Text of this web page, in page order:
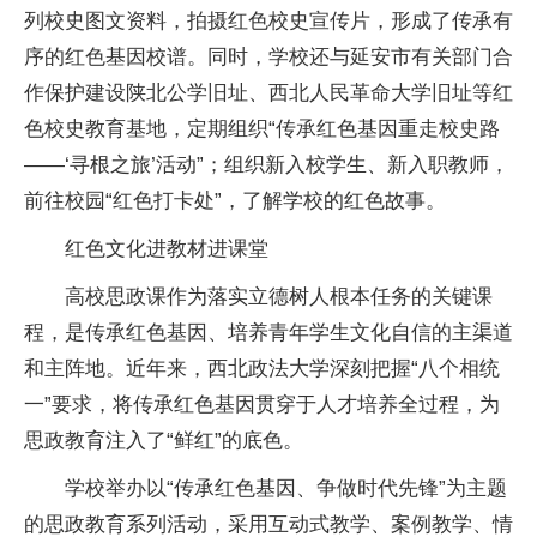
列校史图文资料，拍摄红色校史宣传片，形成了传承有
序的红色基因校谱。同时，学校还与延安市有关部门合
作保护建设陕北公学旧址、西北人民革命大学旧址等红
色校史教育基地，定期组织“传承红色基因重走校史路
——‘寻根之旅’活动”；组织新入校学生、新入职教师，
前往校园“红色打卡处”，了解学校的红色故事。
红色文化进教材进课堂
高校思政课作为落实立德树人根本任务的关键课
程，是传承红色基因、培养青年学生文化自信的主渠道
和主阵地。近年来，西北政法大学深刻把握“八个相统
一”要求，将传承红色基因贯穿于人才培养全过程，为
思政教育注入了“鲜红”的底色。
学校举办以“传承红色基因、争做时代先锋”为主题
的思政教育系列活动，采用互动式教学、案例教学、情